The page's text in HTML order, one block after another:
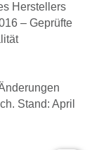
Herstellers
– Geprüfte
Stand: April